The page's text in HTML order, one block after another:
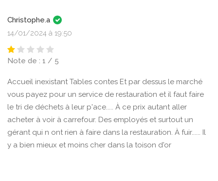
Christophe.a
14/01/2024 à 19:50
Note de : 1 / 5
Accueil inexistant Tables contes Et par dessus le marché
vous payez pour un service de restauration et il faut faire
le tri de déchets à leur p'ace..... À ce prix autant aller
acheter à voir à carrefour. Des employés et surtout un
gérant qui n ont rien à faire dans la restauration. À fuir...... Il
y a bien mieux et moins cher dans la toison d'or